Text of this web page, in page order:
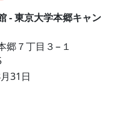
- 東京大学本郷キャン
郷７丁目３−１
31日